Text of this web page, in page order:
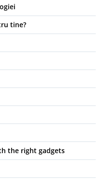
tine?
the right gadgets